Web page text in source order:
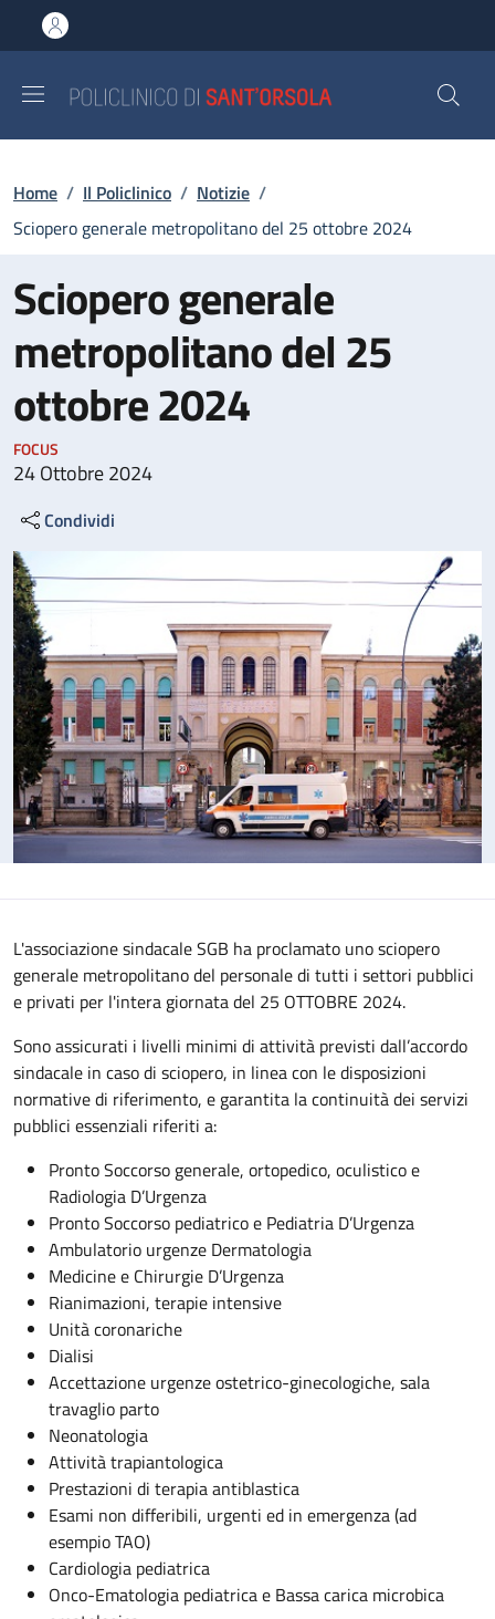
al contenuto principale
to footer content
Briciole di pane
Home / Il Policlinico / Notizie /
Sciopero generale metropolitano del 25 ottobre 2024
Sciopero generale
metropolitano del 25
ottobre 2024
FOCUS
24 Ottobre 2024
Condividi
L'associazione sindacale SGB ha proclamato uno sciopero
generale metropolitano del personale di tutti i settori pubblici
e privati per l'intera giornata del 25 OTTOBRE 2024.
Sono assicurati i livelli minimi di attività previsti dall’accordo
sindacale in caso di sciopero, in linea con le disposizioni
normative di riferimento, e garantita la continuità dei servizi
pubblici essenziali riferiti a:
Pronto Soccorso generale, ortopedico, oculistico e
Radiologia D’Urgenza
Pronto Soccorso pediatrico e Pediatria D’Urgenza
Ambulatorio urgenze Dermatologia
Medicine e Chirurgie D’Urgenza
Rianimazioni, terapie intensive
Unità coronariche
Dialisi
Accettazione urgenze ostetrico-ginecologiche, sala
travaglio parto
Neonatologia
Attività trapiantologica
Prestazioni di terapia antiblastica
Esami non differibili, urgenti ed in emergenza (ad
esempio TAO)
Cardiologia pediatrica
Onco-Ematologia pediatrica e Bassa carica microbica